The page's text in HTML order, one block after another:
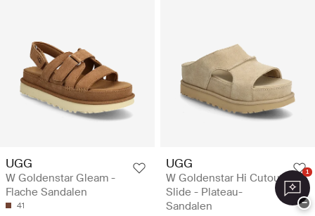
UGG
W Goldenstar Gleam -
Flache Sandalen
41
UGG
W Goldenstar Hi Cutout
Slide - Plateau-
Sandalen
1
−